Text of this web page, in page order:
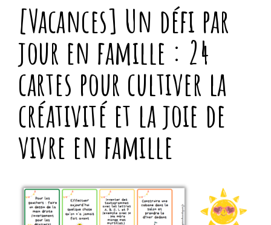
[Vacances] Un défi par
jour en famille : 24
cartes pour cultiver la
créativité et la joie de
vivre en famille